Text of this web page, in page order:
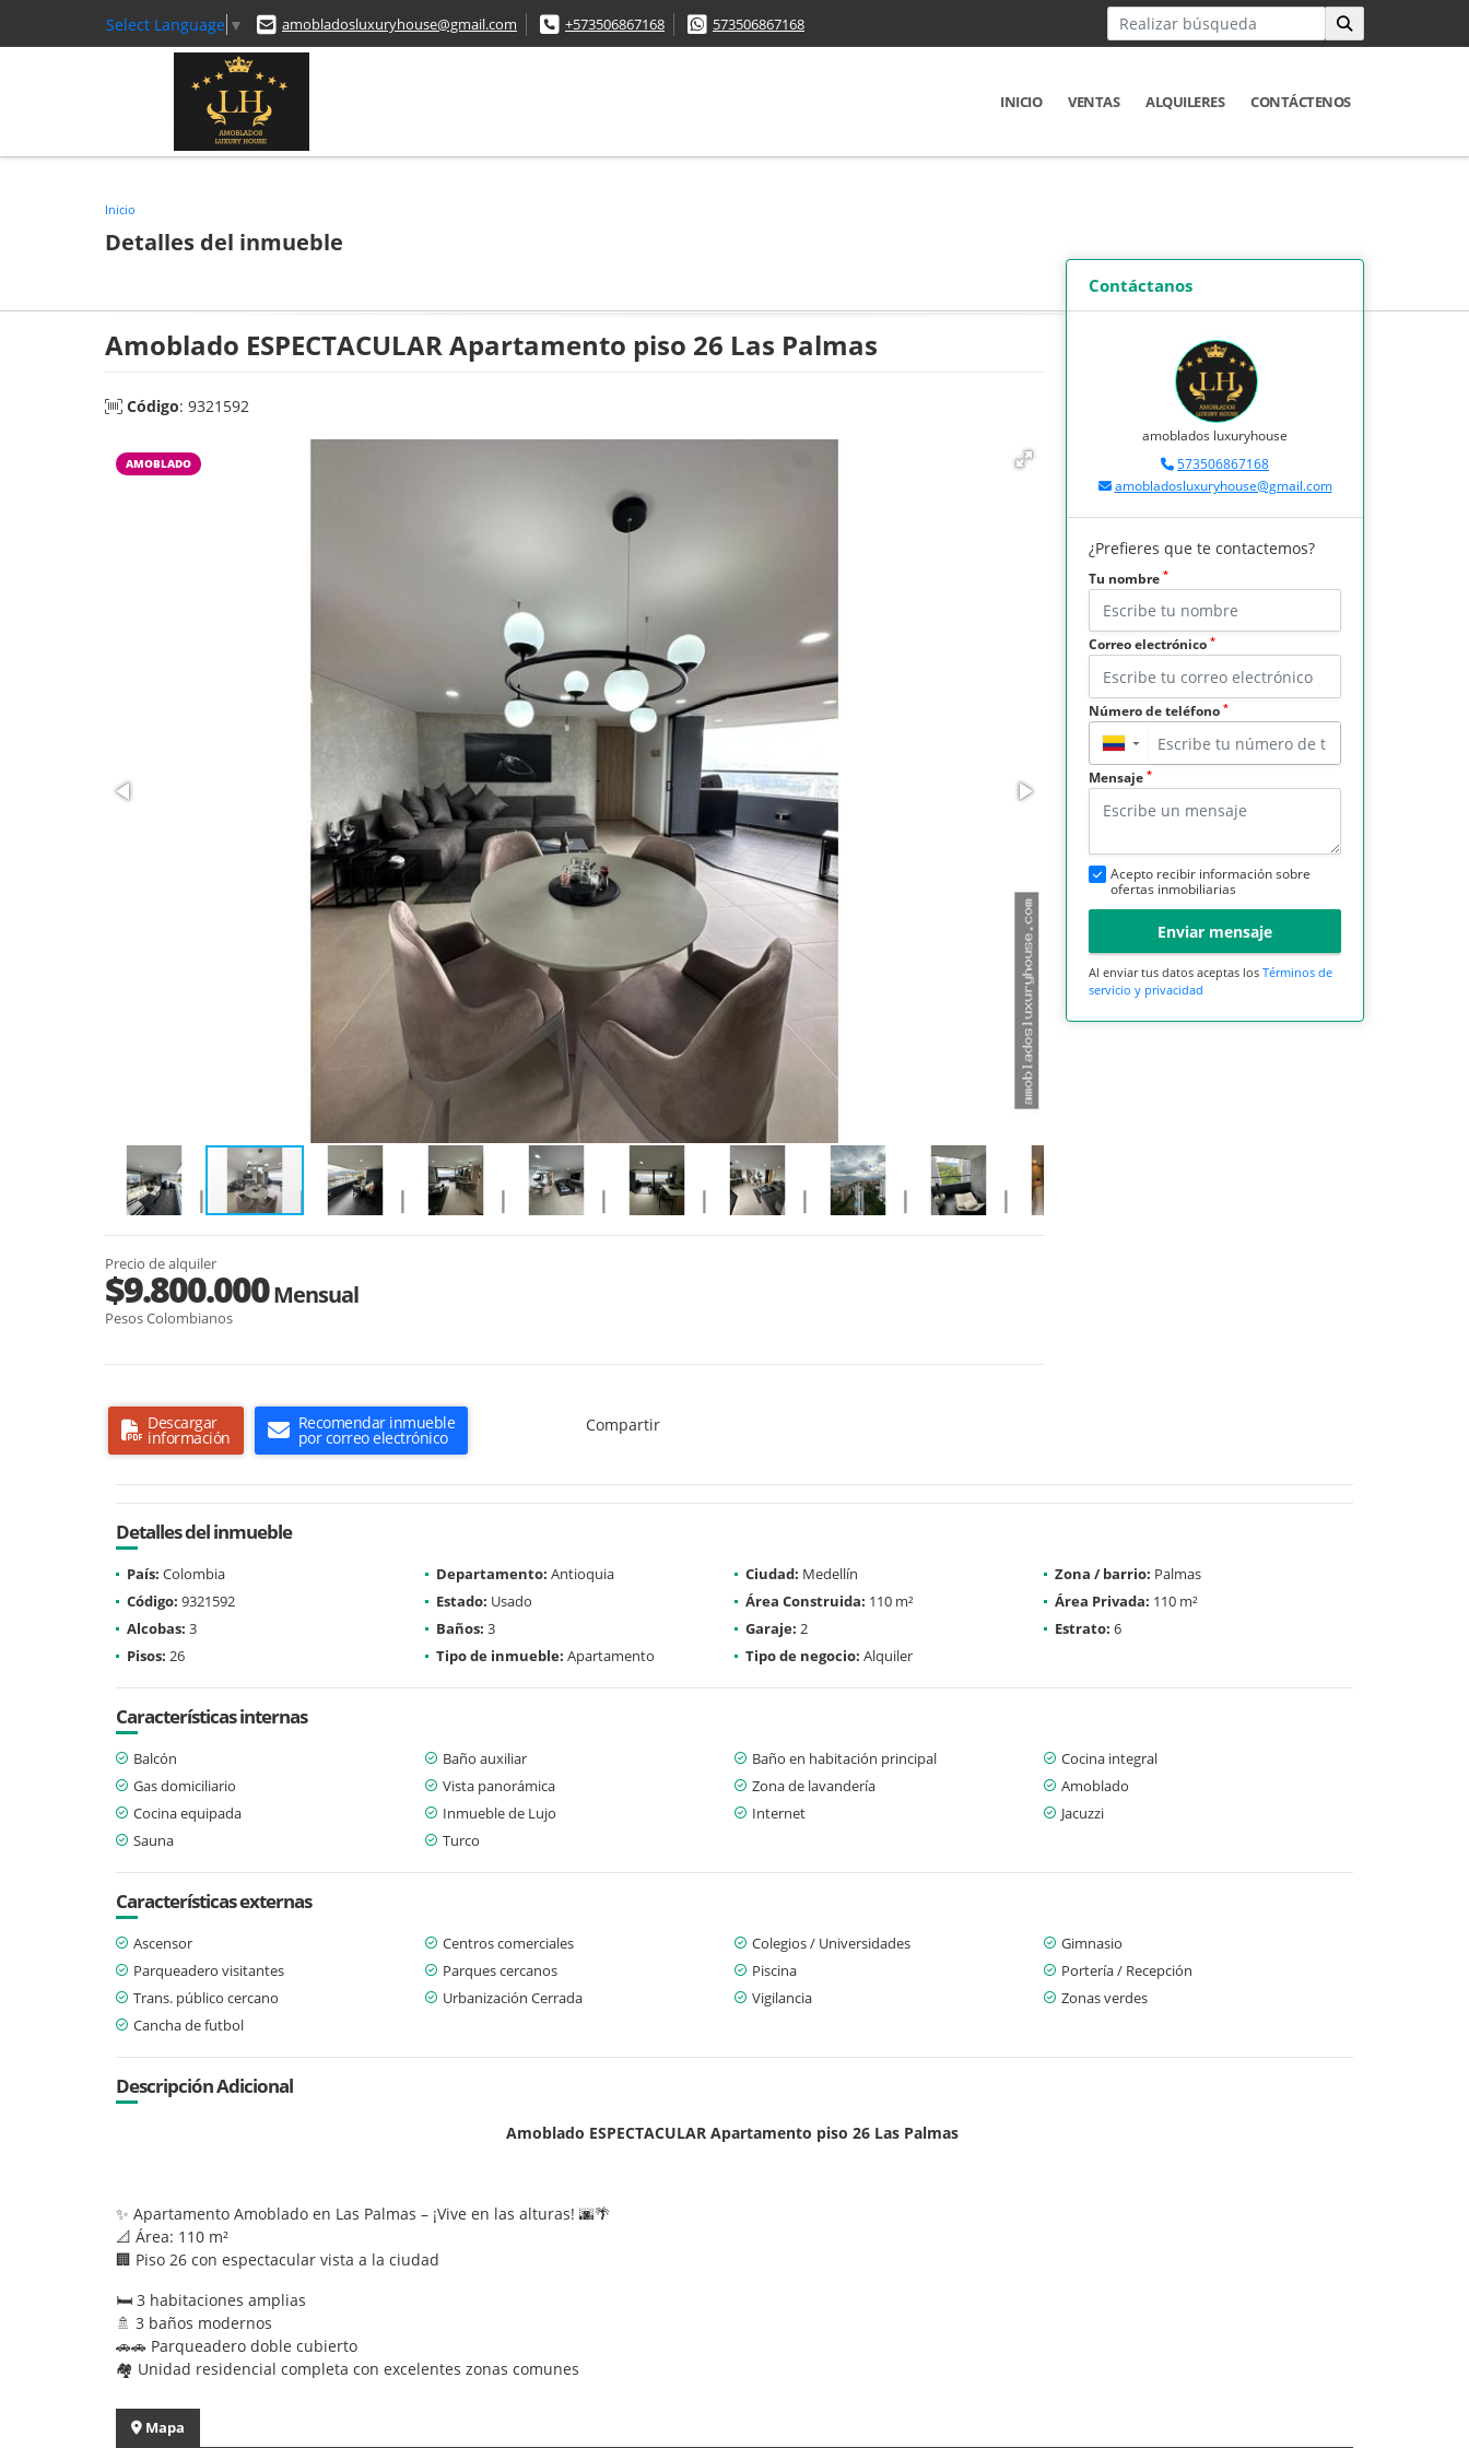
Select Language ▼ amobladosluxuryhouse@gmail.com +573506867168 573506867168
INICIO VENTAS ALQUILERES CONTÁCTENOS
Inicio
Detalles del inmueble
Amoblado ESPECTACULAR Apartamento piso 26 Las Palmas
Código: 9321592
AMOBLADO
Precio de alquiler
$9.800.000Mensual
Pesos Colombianos
Descargar
información
Recomendar inmueble
por correo electrónico
Compartir
Contáctanos
amoblados luxuryhouse
573506867168
amobladosluxuryhouse@gmail.com
¿Prefieres que te contactemos?
Tu nombre *
Correo electrónico *
Número de teléfono *
▼
Mensaje *
Acepto recibir información sobre
ofertas inmobiliarias
Enviar mensaje
Al enviar tus datos aceptas los Términos de
servicio y privacidad
Detalles del inmueble
País: Colombia Departamento: Antioquia Ciudad: Medellín Zona / barrio: Palmas
Código: 9321592 Estado: Usado Área Construida: 110 m² Área Privada: 110 m²
Alcobas: 3 Baños: 3 Garaje: 2 Estrato: 6
Pisos: 26 Tipo de inmueble: Apartamento Tipo de negocio: Alquiler
Características internas
Balcón Baño auxiliar Baño en habitación principal
Cocina integral
Gas domiciliario
Vista panorámica Zona de lavandería
Amoblado
Cocina equipada
Inmueble de Lujo Internet
Jacuzzi
Sauna
Turco
Características externas
Ascensor Centros comerciales Colegios / Universidades
Gimnasio
Parqueadero visitantes
Parques cercanos Piscina
Portería / Recepción
Trans. público cercano
Urbanización Cerrada Vigilancia
Zonas verdes
Cancha de futbol
Descripción Adicional
Amoblado ESPECTACULAR Apartamento piso 26 Las Palmas
✨ Apartamento Amoblado en Las Palmas – ¡Vive en las alturas! 🌆🌴
📐 Área: 110 m²
🏢 Piso 26 con espectacular vista a la ciudad
🛏️ 3 habitaciones amplias
🚿 3 baños modernos
🚗🚗 Parqueadero doble cubierto
🏘️ Unidad residencial completa con excelentes zonas comunes
Mapa